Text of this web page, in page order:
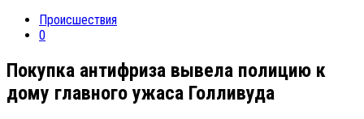
Происшествия
0
Покупка антифриза вывела полицию к
дому главного ужаса Голливуда